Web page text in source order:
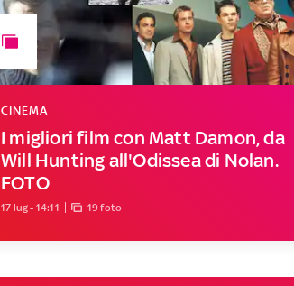
I migliori film con Matt Damon, da
Will Hunting all'Odissea di Nolan.
FOTO
CINEMA
17 lug - 14:11 19 foto